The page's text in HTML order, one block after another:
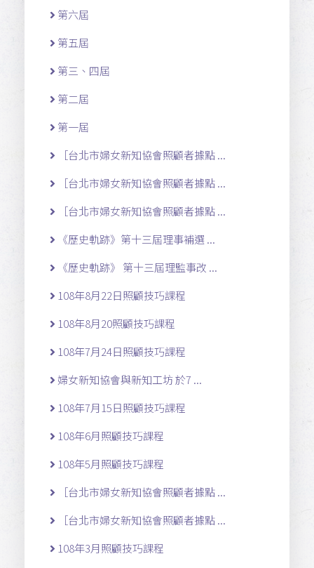
第六屆
第五屆
第三、四屆
第二屆
第一屆
［台北市婦女新知協會照顧者據點 ...
［台北市婦女新知協會照顧者據點 ...
［台北市婦女新知協會照顧者據點 ...
《歷史軌跡》第十三屆理事補選 ...
《歷史軌跡》 第十三屆理監事改 ...
108年8月22日照顧技巧課程
108年8月20照顧技巧課程
108年7月24日照顧技巧課程
婦女新知協會與新知工坊 於7 ...
108年7月15日照顧技巧課程
108年6月照顧技巧課程
108年5月照顧技巧課程
［台北市婦女新知協會照顧者據點 ...
［台北市婦女新知協會照顧者據點 ...
108年3月照顧技巧課程